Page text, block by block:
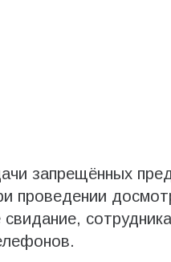
запрещённых
проведении